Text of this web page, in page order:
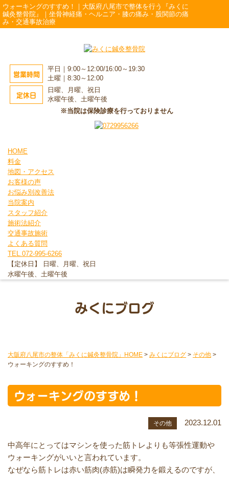
ウォーキングのすすめ！｜大阪府八尾市で整体を行う『みくに
鍼灸整骨院』｜坐骨神経痛・ヘルニア・膝の痛み・股関節の痛
み・交通事故治療
営業時間
平日｜9:00～12:00/16:00～19:30
土曜｜8:30～12:00
定休日
日曜、月曜、祝日
水曜午後、土曜午後
※当院は保険診療を行っておりません
HOME
料金
地図・アクセス
お客様の声
お悩み別改善法
当院案内
スタッフ紹介
施術法紹介
交通事故施術
よくある質問
TEL.072-995-6266
【定休日】 日曜、月曜、祝日
水曜午後、土曜午後
みくにブログ
大阪府八尾市の整体「みくに鍼灸整骨院」HOME > みくにブログ > その他 >
ウォーキングのすすめ！
ウォーキングのすすめ！
その他 2023.12.01
中高年にとってはマシンを使った筋トレよりも等張性運動や
ウォーキングがいいと言われています。
なぜなら筋トレは赤い筋肉(赤筋)は瞬発力を鍛えるのですが、